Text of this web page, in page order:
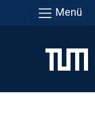
Menü